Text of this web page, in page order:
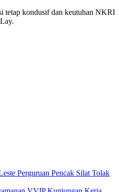
tetap kondusif dan keutuhan NKRI
Perguruan Pencak Silat Tolak